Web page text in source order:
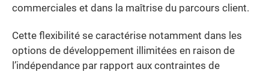
commerciales et dans la maîtrise du parcours client.
Cette flexibilité se caractérise notamment dans les
options de développement illimitées en raison de
l’indépendance par rapport aux contraintes de